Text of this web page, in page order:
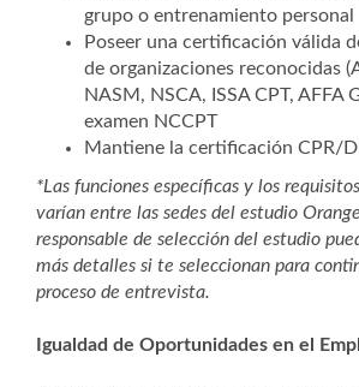
grupo o entrenamiento personal
Poseer una certificación válida
de organizaciones reconocidas
NASM, NSCA, ISSA CPT, AFFA
examen NCCPT
Mantiene la certificación CPR/
*Las funciones específicas y los
varían entre las sedes del estudio
responsable de selección del estudio
más detalles si te seleccionan para
proceso de entrevista.
Igualdad de Oportunidades en el